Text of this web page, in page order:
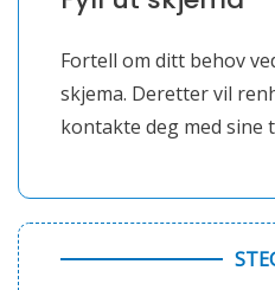
Fortell om ditt behov
skjema. Deretter vil
kontakte deg med sine